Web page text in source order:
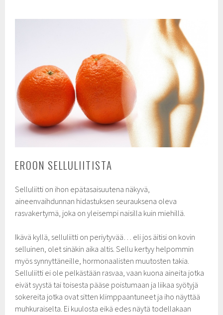
EROON SELLULIITISTA
Selluliitti on ihon epätasaisuutena näkyvä,
aineenvaihdunnan hidastuksen seurauksena oleva
rasvakertymä, joka on yleisempi naisilla kuin miehillä.
Ikävä kyllä, selluliitti on periytyvää… eli jos äitisi on kovin
selluinen, olet sinäkin aika altis. Sellu kertyy helpommin
myös synnyttäneille, hormonaalisten muutosten takia.
Selluliitti ei ole pelkästään rasvaa, vaan kuona aineita jotka
eivät syystä tai toisesta pääse poistumaan ja liikaa syötyjä
sokereita jotka ovat sitten klimppaantuneet ja iho näyttää
muhkuraiselta. Ei kuulosta eikä edes näytä todellakaan